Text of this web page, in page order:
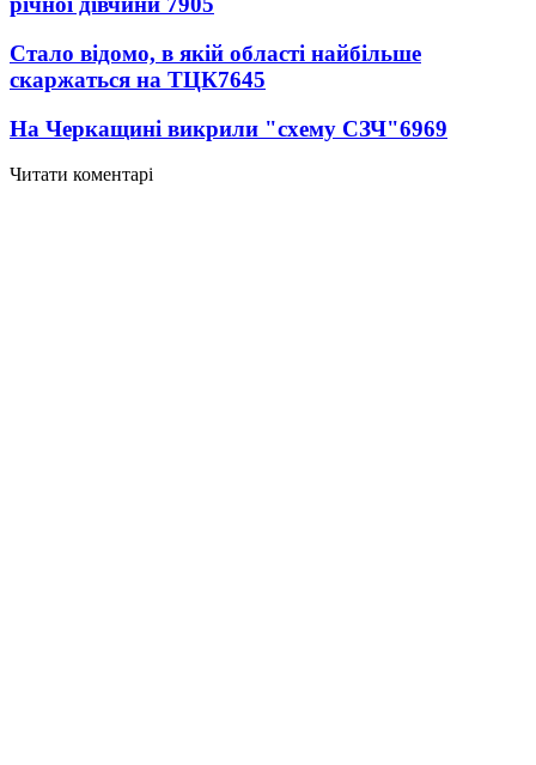
Стало відомо, в якій області найбільше
скаржаться на ТЦК7645
На Черкащині викрили "схему СЗЧ"6969
Читати коментарі